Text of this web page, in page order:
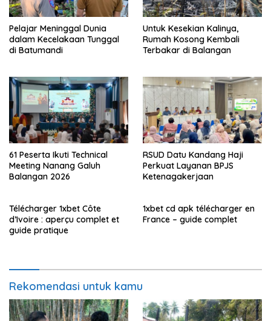
Pelajar Meninggal Dunia
dalam Kecelakaan Tunggal
di Batumandi
Untuk Kesekian Kalinya,
Rumah Kosong Kembali
Terbakar di Balangan
61 Peserta Ikuti Technical
Meeting Nanang Galuh
Balangan 2026
RSUD Datu Kandang Haji
Perkuat Layanan BPJS
Ketenagakerjaan
Télécharger 1xbet Côte
d’Ivoire : aperçu complet et
guide pratique
1xbet cd apk télécharger en
France – guide complet
Rekomendasi untuk kamu